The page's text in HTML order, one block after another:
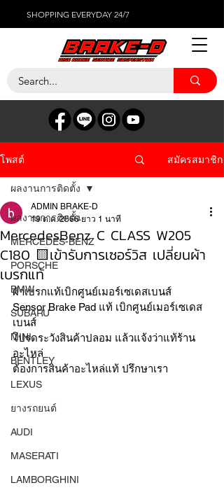
SHOPPING EVERYDAY 24/7
โพสต์ สมัครสมาชิก
ผลงานการติดตั้ง
MERCEDES-BENZ
PORSCHE
BMW
SUBARU
MINI
BENTLEY
LEXUS
ยางรถยนต์
AUDI
MASERATI
LAMBORGHINI
ผลงานการติดตั้ง
MercedesBenz C CLASS W205
C180 🟨เข้ารับการเซอร์วิส เปลี่ยนผ้า
เบรกแท้
ADMIN BRAKE-D
19 ต.ค. 2566 ยาว 1 นาที
ผ้าเบรกแท้เบิกศูนย์เมอร์เซเดสเบนส์
Sensor Brake Pad แท้ เบิกศูนย์เมอร์เซเดส
เบนส์
โปรดระวังสินค้าปลอม แล้วแจ้งว่าแท้ร้าน
อะไหล่
ต้องการสินค้าอะไหล่แท้ ปรึกษาเรา